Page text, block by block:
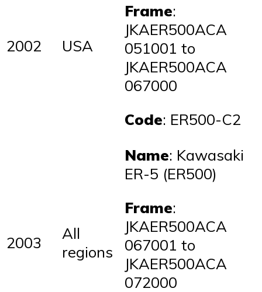
2002 USA
Frame:
JKAER500ACA
051001 to
JKAER500ACA
067000
Code: ER500-C2
2003
All
regions
Name: Kawasaki
ER-5 (ER500)
Frame:
JKAER500ACA
067001 to
JKAER500ACA
072000